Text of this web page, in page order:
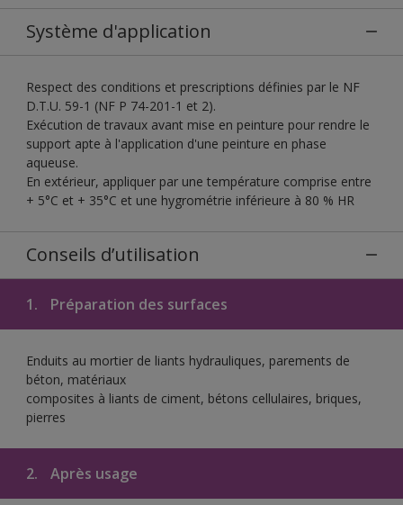
Système d'application
Respect des conditions et prescriptions définies par le NF
D.T.U. 59-1 (NF P 74-201-1 et 2).
Exécution de travaux avant mise en peinture pour rendre le
support apte à l'application d'une peinture en phase
aqueuse.
En extérieur, appliquer par une température comprise entre
+ 5°C et + 35°C et une hygrométrie inférieure à 80 % HR
Conseils d’utilisation
1. Préparation des surfaces
Enduits au mortier de liants hydrauliques, parements de
béton, matériaux
composites à liants de ciment, bétons cellulaires, briques,
pierres
2. Après usage